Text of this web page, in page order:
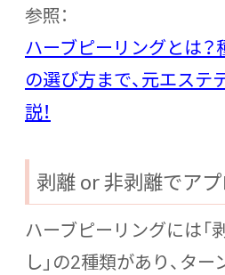
参照：
ハーブピーリングとは？
の選び方まで、元エステ
説！
剥離 or 非剥離でア
ハーブピーリングには「
し」の2種類があり、タ